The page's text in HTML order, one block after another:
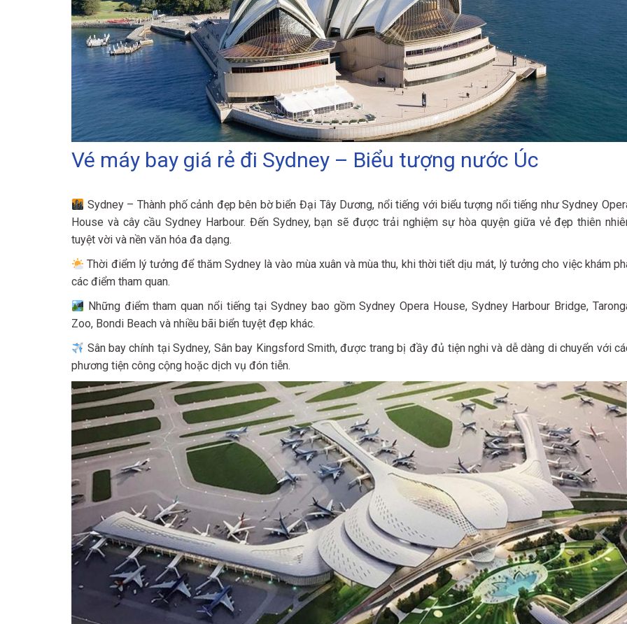
Vé máy bay giá rẻ đi Sydney – Biểu tượng nước Úc
Sydney – Thành phố cảnh đẹp bên bờ biển Đại Tây Dương, nổi tiếng với biểu tượng nổi tiếng như Sydney
House và cây cầu Sydney Harbour. Đến Sydney, bạn sẽ được trải nghiệm sự hòa quyện giữa vẻ đẹp thiên
tuyệt vời và nền văn hóa đa dạng.
Thời điểm lý tưởng để thăm Sydney là vào mùa xuân và mùa thu, khi thời tiết dịu mát, lý tưởng cho việc khám
các điểm tham quan.
Những điểm tham quan nổi tiếng tại Sydney bao gồm Sydney Opera House, Sydney Harbour Bridge,
Zoo, Bondi Beach và nhiều bãi biển tuyệt đẹp khác.
Sân bay chính tại Sydney, Sân bay Kingsford Smith, được trang bị đầy đủ tiện nghi và dễ dàng di chuyển với
phương tiện công cộng hoặc dịch vụ đón tiễn.